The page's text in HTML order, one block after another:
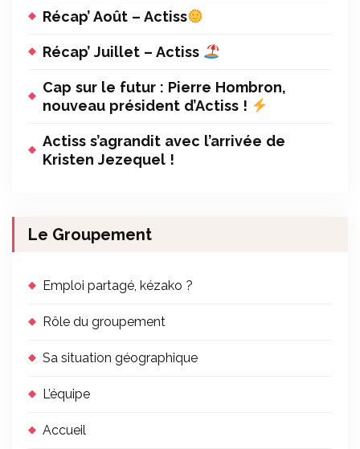
Récap’ Août – Actiss
Récap’ Juillet – Actiss
Cap sur le futur : Pierre Hombron,
nouveau président d’Actiss !
Actiss s’agrandit avec l’arrivée de
Kristen Jezequel !
Le Groupement
Emploi partagé, kézako ?
Rôle du groupement
Sa situation géographique
L’équipe
Accueil